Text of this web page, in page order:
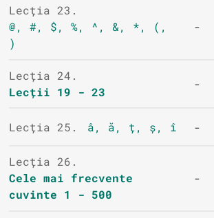
Lecția 23.
@, #, $, %, ^, &, *, (,
)
-
Lecția 24.
Lecții 19 - 23
-
Lecția 25. â, ă, ț, ș, î -
Lecția 26.
Cele mai frecvente
cuvinte 1 - 500
-